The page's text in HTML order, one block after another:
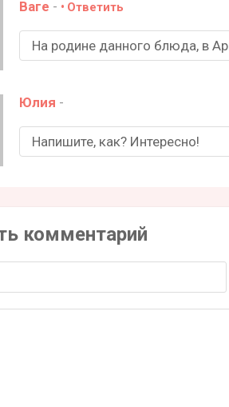
Ваге - Ответить
На родине данного блюда, в
Юлия -
Напишите, как? Интересно!
комментарий